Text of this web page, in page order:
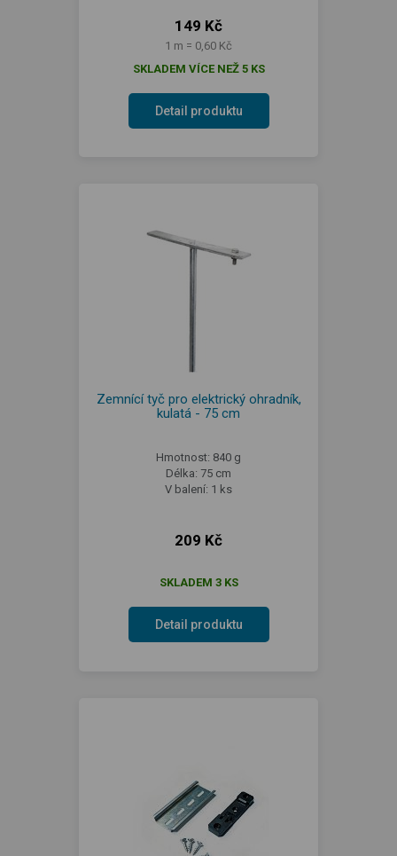
149 Kč
1 m = 0,60 Kč
SKLADEM VÍCE NEŽ 5 KS
Detail produktu
Zemnící tyč pro elektrický ohradník,
kulatá - 75 cm
Hmotnost: 840 g
Délka: 75 cm
V balení: 1 ks
209 Kč
SKLADEM 3 KS
Detail produktu